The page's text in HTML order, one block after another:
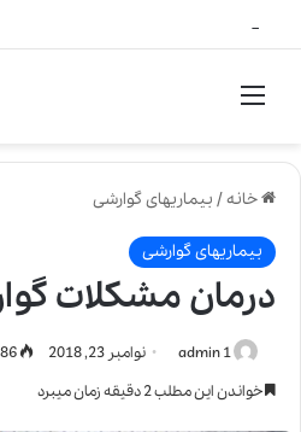
منو
خانه/ بیماریهای گوارشی
بیماریهای گوارشی
درمان مشکلات
admin 1 نوامبر 23, 2018
خواندن این مطلب 2 دقیقه زمان میبرد